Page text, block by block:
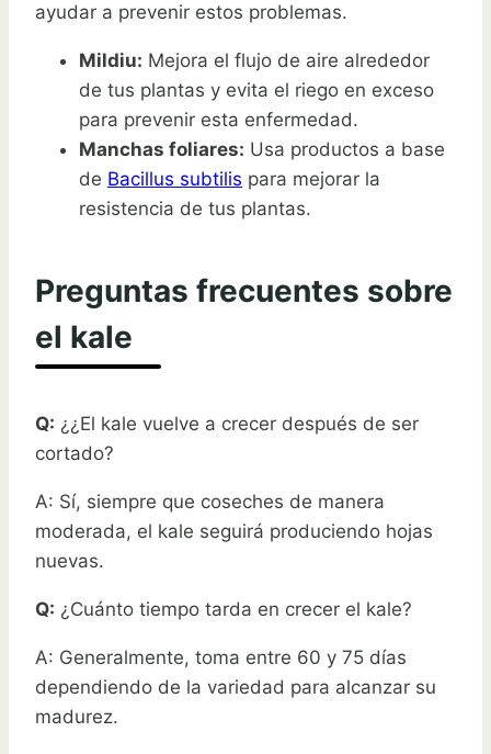
ayudar a prevenir estos problemas.
Mildiu: Mejora el flujo de aire alrededor
de tus plantas y evita el riego en exceso
para prevenir esta enfermedad.
Manchas foliares: Usa productos a base
de Bacillus subtilis para mejorar la
resistencia de tus plantas.
Preguntas frecuentes sobre
el kale
Q: ¿¿El kale vuelve a crecer después de ser
cortado?
A: Sí, siempre que coseches de manera
moderada, el kale seguirá produciendo hojas
nuevas.
Q: ¿Cuánto tiempo tarda en crecer el kale?
A: Generalmente, toma entre 60 y 75 días
dependiendo de la variedad para alcanzar su
madurez.